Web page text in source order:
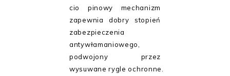
cio pinowy mechanizm
zapewnia dobry stopień
zabezpieczenia
antywłamaniowego,
podwojony przez
wysuwane rygle ochronne.